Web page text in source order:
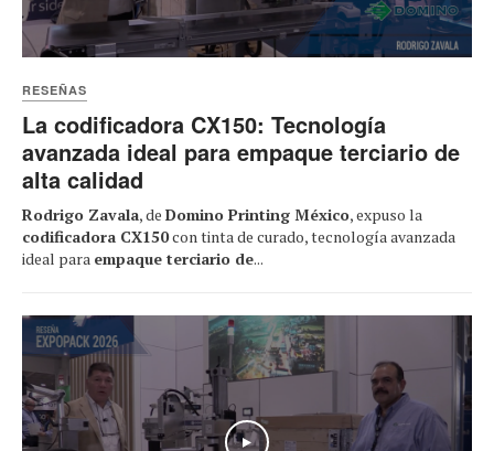
RESEÑAS
La codificadora CX150: Tecnología
avanzada ideal para empaque terciario de
alta calidad
Rodrigo Zavala, de Domino Printing México, expuso la
codificadora CX150con tinta de curado, tecnología avanzada
ideal para empaque terciario de...
Play